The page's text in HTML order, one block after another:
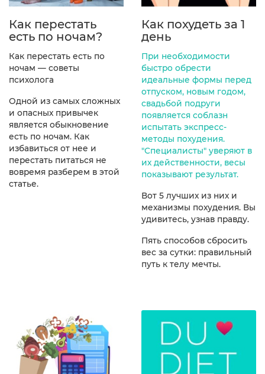
Как перестать
есть по ночам?
Как перестать есть по
ночам — советы
психолога
Одной из самых сложных
и опасных привычек
является обыкновение
есть по ночам. Как
избавиться от нее и
перестать питаться не
вовремя разберем в этой
статье.
Как похудеть за 1
день
При необходимости
быстро обрести
идеальные формы перед
отпуском, новым годом,
свадьбой подруги
появляется соблазн
испытать экспресс-
методы похудения.
"Специалисты" уверяют в
их действенности, весы
показывают результат.
Вот 5 лучших из них и
механизмы похудения. Вы
удивитесь, узнав правду.
Пять способов сбросить
вес за сутки: правильный
путь к телу мечты.